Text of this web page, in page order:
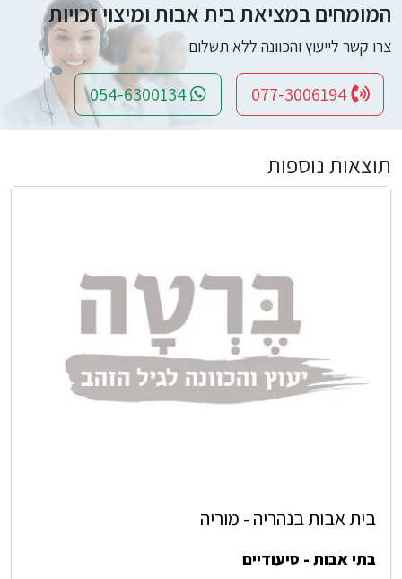
המומחים במציאת בית אבות ומיצוי זכויות
צרו קשר לייעוץ והכוונה ללא תשלום
תוצאות נוספות
בית אבות בנהריה - מוריה
בתי אבות - סיעודיים